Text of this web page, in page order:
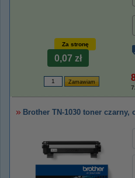
Za stronę
0,07 zł
Brother TN-1030 toner czarny,